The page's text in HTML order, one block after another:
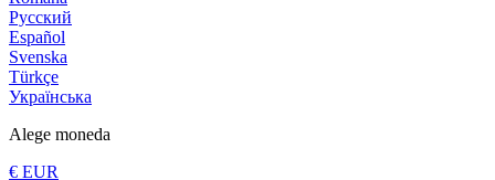
Русский
Español
Svenska
Türkçe
Українська
Alege moneda
€ EUR